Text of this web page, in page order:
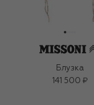
Блузка
141 500 ₽